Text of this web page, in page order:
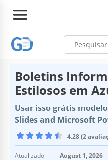
Boletins
Estilosos em
Usar isso grátis
Slides and Microsoft
4.28 (2
Atualizado
August 1, 2026